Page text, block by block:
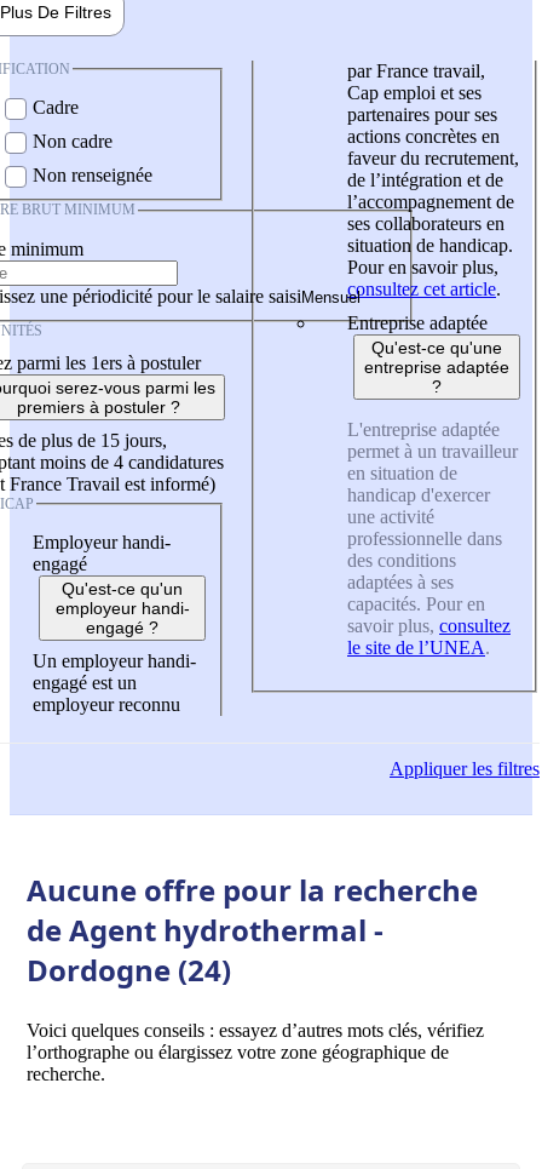
Plus De Filtres
Cadre
Non cadre
Non renseignée
BRUT MINIMUM
minimum
une périodicité pour le salaire saisi
parmi les 1ers à postuler
serez-vous parmi les
premiers à postuler ?
de plus de 15 jours,
moins de 4 candidatures
France Travail est informé)
Employeur handi-
engagé
Qu'est-ce qu'un
employeur handi-
engagé ?
Un employeur handi-
engagé est un
employeur reconnu
par France travail,
Cap emploi et ses
partenaires pour ses
actions concrètes en
faveur du recrutement,
de l’intégration et de
l’accompagnement de
ses collaborateurs en
situation de handicap.
Pour en savoir plus,
consultez cet article.
Entreprise adaptée
Qu'est-ce qu'une
entreprise adaptée
?
L'entreprise adaptée
permet à un travailleur
en situation de
handicap d'exercer
une activité
professionnelle dans
des conditions
adaptées à ses
capacités. Pour en
savoir plus, consultez
le site de l’UNEA.
Appliquerles filtres
Aucune offre pour la recherche
de Agent hydrothermal -
Dordogne (24)
Voici quelques conseils : essayez d’autres mots clés, vérifiez
l’orthographe ou élargissez votre zone géographique de
recherche.